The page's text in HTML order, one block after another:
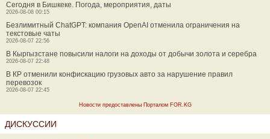
Сегодня в Бишкеке. Погода, мероприятия, даты
2026-08-08 00:15
Безлимитный ChatGPT: компания OpenAI отменила ограничения на
текстовые чаты
2026-08-07 22:56
В Кыргызстане повысили налоги на доходы от добычи золота и серебра
2026-08-07 22:48
В КР отменили конфискацию грузовых авто за нарушение правил
перевозок
2026-08-07 22:45
Новости предоставлены Порталом FOR.KG
ДИСКУССИИ